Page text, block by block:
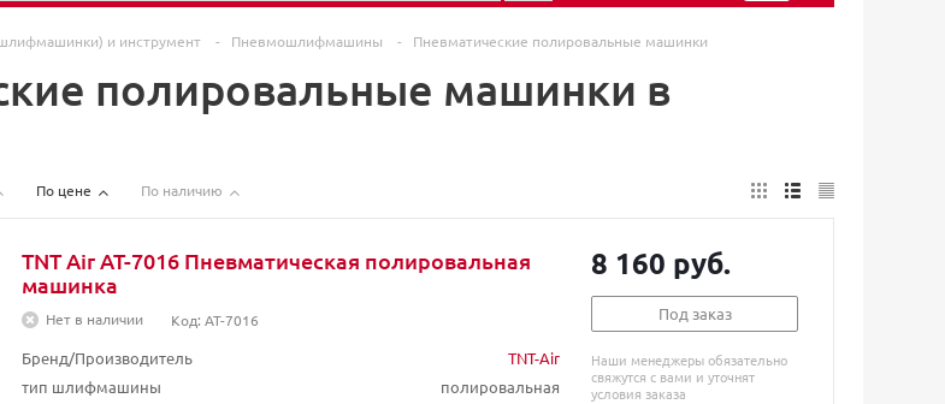
и инструмент - Пневмошлифмашины - Пневматические полировальные машинки
полировальные машинки в
По цене По наличию
TNT Air AT-7016 Пневматическая полировальная
машинка
Нет в наличии Код: AT-7016
Бренд/Производитель
TNT-Air
тип шлифмашины
полировальная
8 160 руб.
Под заказ
Наши менеджеры обязательно
свяжутся с вами и уточнят
условия заказа